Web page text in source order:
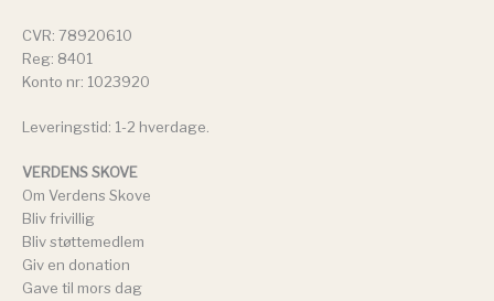
CVR: 78920610
Reg: 8401
Konto nr: 1023920
Leveringstid: 1-2 hverdage.
VERDENS SKOVE
Om Verdens Skove
Bliv frivillig
Bliv støttemedlem
Giv en donation
Gave til mors dag